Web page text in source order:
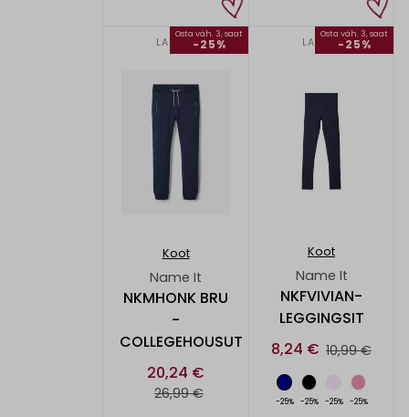
LAPSET
Osta väh. 3, saat
-25%
Koot
Name It
NKMHONK BRU
-
COLLEGEHOUSUT
20,24 €
26,99 €
LAPSET
Osta väh. 3, saat
-25%
Koot
Name It
NKFVIVIAN-
LEGGINGSIT
8,24 € 10,99 €
-25% -25% -25% -25%